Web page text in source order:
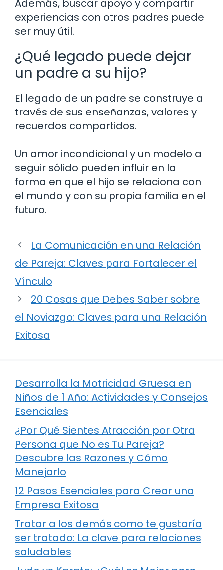
Además, buscar apoyo y compartir
experiencias con otros padres puede
ser muy útil.
¿Qué legado puede dejar
un padre a su hijo?
El legado de un padre se construye a
través de sus enseñanzas, valores y
recuerdos compartidos.
Un amor incondicional y un modelo a
seguir sólido pueden influir en la
forma en que el hijo se relaciona con
el mundo y con su propia familia en el
futuro.
La Comunicación en una Relación
de Pareja: Claves para Fortalecer el
Vínculo
20 Cosas que Debes Saber sobre
el Noviazgo: Claves para una Relación
Exitosa
Desarrolla la Motricidad Gruesa en
Niños de 1 Año: Actividades y Consejos
Esenciales
¿Por Qué Sientes Atracción por Otra
Persona que No es Tu Pareja?
Descubre las Razones y Cómo
Manejarlo
12 Pasos Esenciales para Crear una
Empresa Exitosa
Tratar a los demás como te gustaría
ser tratado: La clave para relaciones
saludables